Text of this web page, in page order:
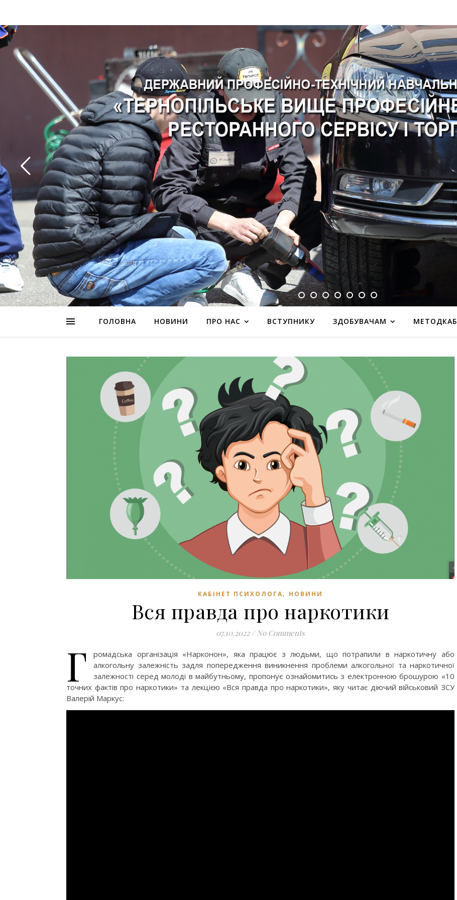
ГОЛОВНА НОВИНИ ПРО НАС ВСТУПНИКУ ЗДОБУВАЧАМ МЕТОДКАБ
КАБІНЕТ ПСИХОЛОГА, НОВИНИ
Вся правда про наркотики
07.10.2022 / No Comments
Г
ромадська організація «Нарконон», яка працює з людьми, що потрапили в наркотичну або
алкогольну залежність задля попередження виникнення проблеми алкогольної та наркотичної
залежності серед молоді в майбутньому, пропонує ознайомитись з електронною брошурою «10
точних фактів про наркотики» та лекцією «Вся правда про наркотики», яку читає діючий військовий ЗСУ
Валерій Маркус: